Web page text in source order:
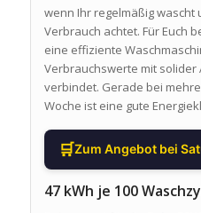
wenn Ihr regelmäßig wascht
Verbrauch achtet. Für Euch
eine effiziente
Verbrauchswerte mit solider
verbindet. Gerade bei
Woche ist eine gute
🛒Zum Angebot bei
47 kWh je 100